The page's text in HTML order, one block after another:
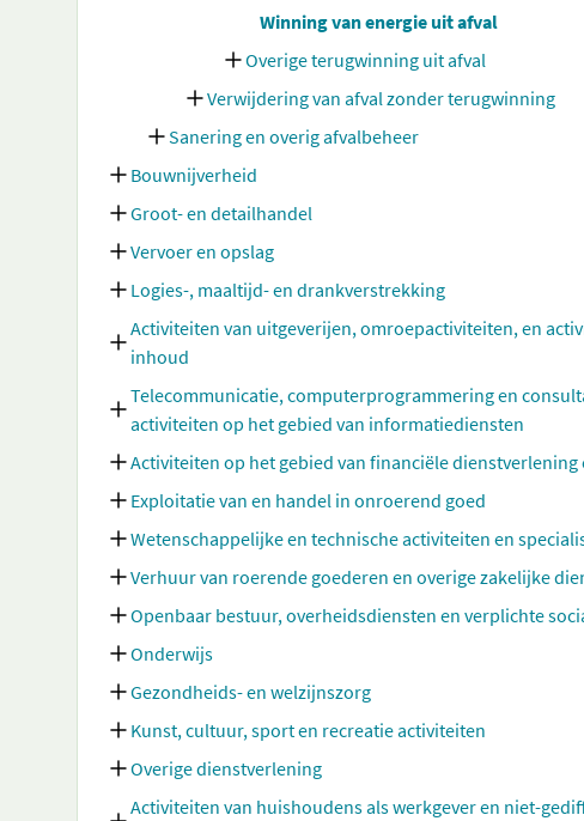
Winning van energie uit afval
Overige terugwinning uit afval
Verwijdering van afval zonder terugwinning
Sanering en overig afvalbeheer
Bouwnijverheid
Groot- en detailhandel
Vervoer en opslag
Logies-, maaltijd- en drankverstrekking
Activiteiten van uitgeverijen, omroepactiviteiten, en
inhoud
Telecommunicatie, computerprogrammering en
activiteiten op het gebied van informatiediensten
Activiteiten op het gebied van financiële dienstverlening
Exploitatie van en handel in onroerend goed
Wetenschappelijke en technische activiteiten en
Verhuur van roerende goederen en overige zakelijke
Openbaar bestuur, overheidsdiensten en verplichte
Onderwijs
Gezondheids- en welzijnszorg
Kunst, cultuur, sport en recreatie activiteiten
Overige dienstverlening
Activiteiten van huishoudens als werkgever en niet-